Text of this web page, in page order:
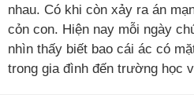
nhau. Có khi còn xảy ra án
cỏn con. Hiện nay mỗi ngày
nhìn thấy biết bao cái ác có
trong gia đình đến trường học